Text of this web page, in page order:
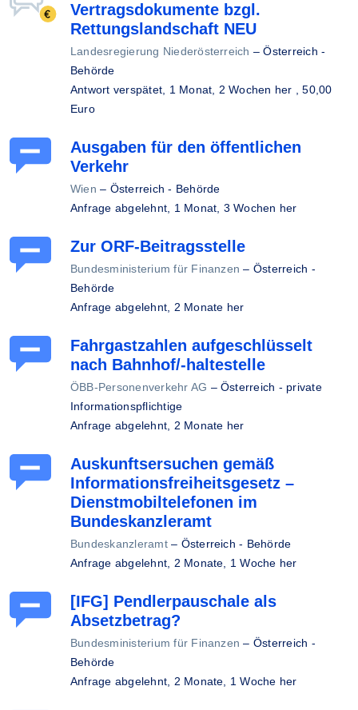
Vertragsdokumente bzgl.
Rettungslandschaft NEU
Landesregierung Niederösterreich –Österreich -
Behörde
Antwort verspätet, 1 Monat, 2 Wochen her , 50,00
Euro
Ausgaben für den öffentlichen
Verkehr
Wien – Österreich - Behörde
Anfrage abgelehnt, 1 Monat, 3 Wochen her
Zur ORF-Beitragsstelle
Bundesministerium für Finanzen – Österreich -
Behörde
Anfrage abgelehnt, 2 Monate her
Fahrgastzahlen aufgeschlüsselt
nach Bahnhof/-haltestelle
ÖBB-Personenverkehr AG –Österreich - private
Informationspflichtige
Anfrage abgelehnt, 2 Monate her
Auskunftsersuchen gemäß
Informationsfreiheitsgesetz –
Dienstmobiltelefonen im
Bundeskanzleramt
Bundeskanzleramt– Österreich - Behörde
Anfrage abgelehnt, 2 Monate, 1 Woche her
[IFG] Pendlerpauschale als
Absetzbetrag?
Bundesministerium für Finanzen – Österreich -
Behörde
Anfrage abgelehnt, 2 Monate, 1 Woche her